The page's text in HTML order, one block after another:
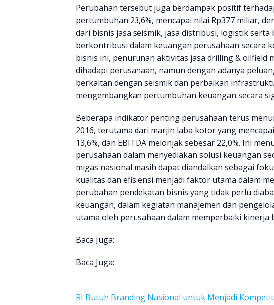
Perubahan tersebut juga berdampak positif
pertumbuhan 23,6%, mencapai nilai Rp377 miliar,
dari bisnis jasa seismik, jasa distribusi, logistik
berkontribusi dalam keuangan perusahaan secara
bisnis ini, penurunan aktivitas jasa drilling & oilfield
dihadapi perusahaan, namun dengan adanya
berkaitan dengan seismik dan perbaikan
mengembangkan pertumbuhan keuangan secara
Beberapa indikator penting perusahaan terus
2016, terutama dari marjin laba kotor yang
13,6%, dan EBITDA melonjak sebesar 22,0%. Ini
perusahaan dalam menyediakan solusi keuangan
migas nasional masih dapat diandalkan sebagai
kualitas dan efisiensi menjadi faktor utama dalam
perubahan pendekatan bisnis yang tidak perlu
keuangan, dalam kegiatan manajemen dan
utama oleh perusahaan dalam memperbaiki kinerja
Baca Juga:
Baca Juga:
RI Butuh Branding Nasional untuk Menjadi